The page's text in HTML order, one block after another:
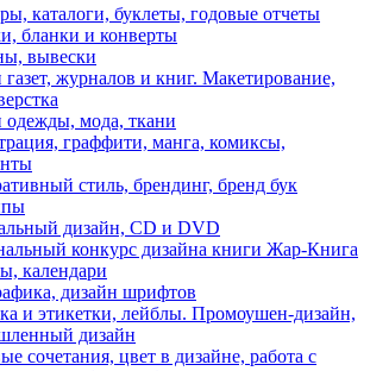
каталоги, буклеты, годовые отчеты
бланки и конверты
вывески
газет, журналов и книг. Макетирование,
одежды, мода, ткани
граффити, манга, комиксы,
стиль, брендинг, бренд бук
дизайн, СD и DVD
конкурс дизайна книги Жар-Книга
календари
дизайн шрифтов
и этикетки, лейблы. Промоушен-дизайн,
дизайн
сочетания, цвет в дизайне, работа с